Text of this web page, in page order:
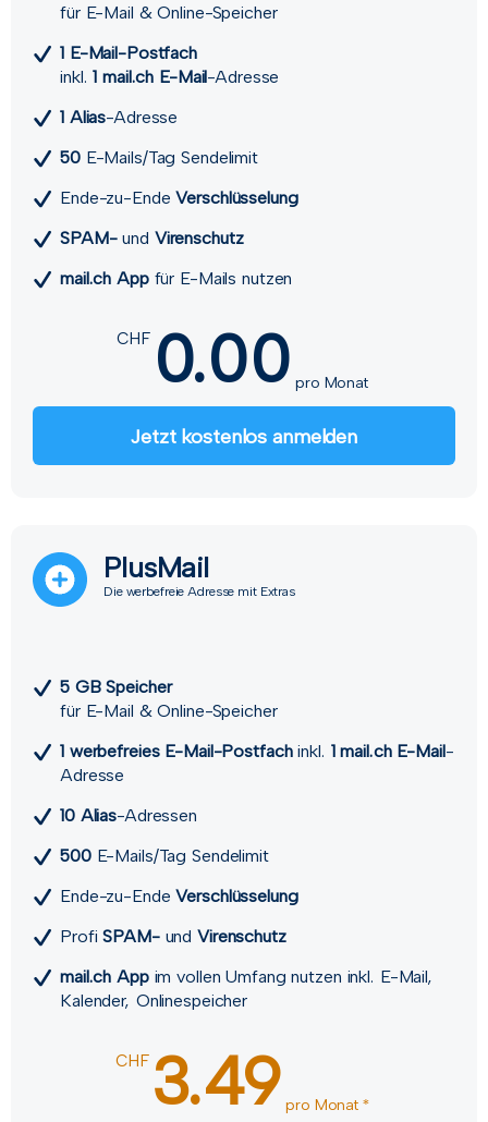
für E-Mail & Online-Speicher
1 E-Mail-Postfach
inkl.1 mail.ch E-Mail-Adresse
1 Alias-Adresse
50E-Mails/Tag Sendelimit
Ende-zu-EndeVerschlüsselung
SPAM-und Viren­schutz
mail.ch Appfür E-Mails nutzen
CHF 0.00 pro Monat
Jetzt kostenlos anmelden
PlusMail
Die werbefreie Adresse mit Extras
5 GB Speicher
für E-Mail & Online-Speicher
1 werbefreies E-Mail-Postfachinkl. 1 mail.ch E-Mail-
Adresse
10 Alias-Adressen
500E-Mails/Tag Sendelimit
Ende-zu-EndeVerschlüsselung
ProfiSPAM-und Viren­schutz
mail.ch Appim vollen Umfang nutzen inkl. E-Mail,
Kalender, Onlinespeicher
CHF 3.49 pro Monat *